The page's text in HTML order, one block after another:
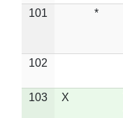
101 *
102
103 X